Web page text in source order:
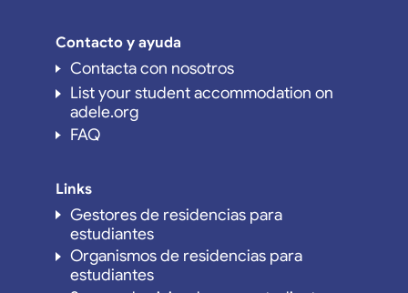
Contacto y ayuda
Contacta con nosotros
List your student accommodation on
adele.org
FAQ
Links
Gestores de residencias para
estudiantes
Organismos de residencias para
estudiantes